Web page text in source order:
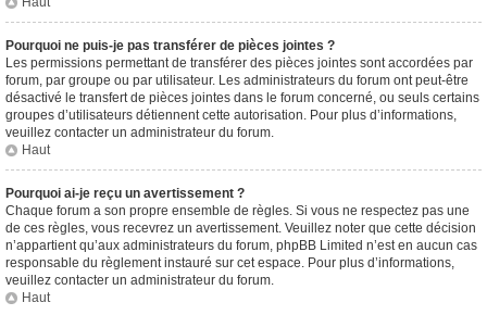
Pourquoi ne puis-je pas transférer de pièces jointes ?
Les permissions permettant de transférer des pièces jointes sont accordées par
forum, par groupe ou par utilisateur. Les administrateurs du forum ont peut-être
désactivé le transfert de pièces jointes dans le forum concerné, ou seuls certains
groupes d’utilisateurs détiennent cette autorisation. Pour plus d’informations,
veuillez contacter un administrateur du forum.
Haut
Pourquoi ai-je reçu un avertissement ?
Chaque forum a son propre ensemble de règles. Si vous ne respectez pas une
de ces règles, vous recevrez un avertissement. Veuillez noter que cette décision
n’appartient qu’aux administrateurs du forum, phpBB Limited n’est en aucun cas
responsable du règlement instauré sur cet espace. Pour plus d’informations,
veuillez contacter un administrateur du forum.
Haut